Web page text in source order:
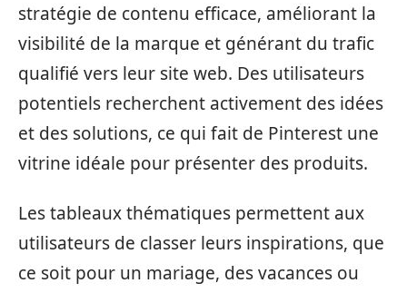
stratégie de contenu efficace, améliorant la
visibilité de la marque et générant du trafic
qualifié vers leur site web. Des utilisateurs
potentiels recherchent activement des idées
et des solutions, ce qui fait de Pinterest une
vitrine idéale pour présenter des produits.
Les tableaux thématiques permettent aux
utilisateurs de classer leurs inspirations, que
ce soit pour un mariage, des vacances ou